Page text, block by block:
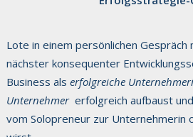
Lote in einem persönlichen Gespräch
nächster konsequenter
Business als erfolgreiche
Unternehmer erfolgreich aufbaust
vom Solopreneur zur Unternehmerin